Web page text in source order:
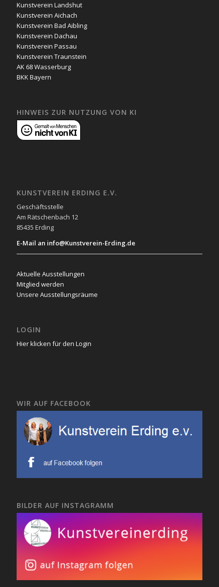
Kunstverein Landshut
Kunstverein Aichach
Kunstverein Bad Aibling
Kunstverein Dachau
Kunstverein Passau
Kunstverein Traunstein
AK 68 Wasserburg
BKK Bayern
HINWEIS ZUR NUTZUNG VON KI
KUNSTVEREIN ERDING E.V.
Geschäftsstelle
Am Rätschenbach 12
85435 Erding
E-Mail an info@Kunstverein-Erding.de
Aktuelle Ausstellungen
Mitglied werden
Unsere Ausstellungsräume
LOGIN
Hier klicken für den Login
WIR AUF FACEBOOK
BILDER AUF INSTAGRAMM